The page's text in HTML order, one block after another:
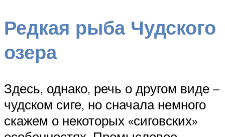
Редкая рыба Чудского
озера
Здесь, однако, речь о другом виде –
чудском сиге, но сначала немного
скажем о некоторых «сиговских»